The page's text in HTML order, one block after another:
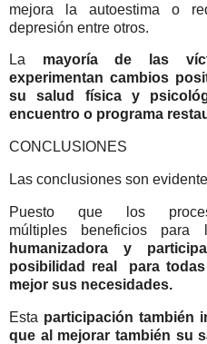
mejora la autoestima o
depresión entre otros.
La mayoría de las
experimentan cambios
su salud física y
encuentro o programa
CONCLUSIONES
Las conclusiones son
Puesto que los
múltiples beneficios para
humanizadora y
posibilidad real para
mejor sus necesidades.
Esta participación también
que al mejorar también su